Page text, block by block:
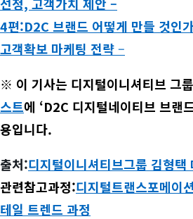
4편:D2C 브랜드 어떻게 만들 것인
고객확보 마케팅 전략–
※ 이 기사는 디지털이니셔티브 그
스트에 ‘D2C 디지털네이티브 브랜
용입니다.
출처:디지털이니셔티브그룹 김형택
관련참고과정:디지털트랜스포메이
테일 트렌드 과정